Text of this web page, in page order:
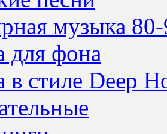
музыка
для фона
стиле Deep